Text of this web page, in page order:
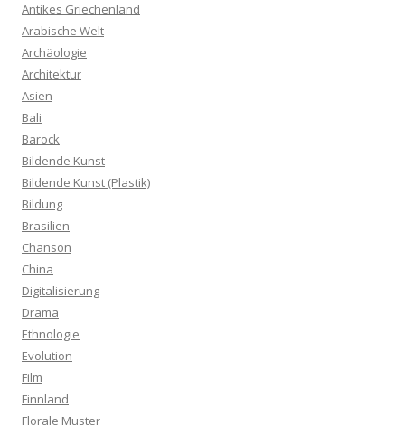
Antikes Griechenland
Arabische Welt
Archäologie
Architektur
Asien
Bali
Barock
Bildende Kunst
Bildende Kunst (Plastik)
Bildung
Brasilien
Chanson
China
Digitalisierung
Drama
Ethnologie
Evolution
Film
Finnland
Florale Muster